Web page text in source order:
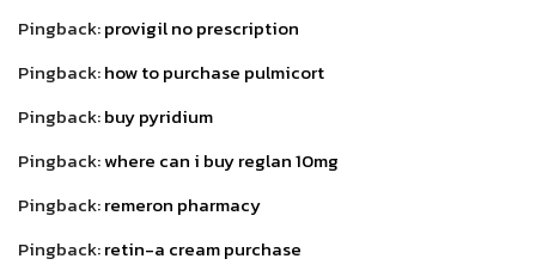
Pingback:provigil no prescription
Pingback:how to purchase pulmicort
Pingback:buy pyridium
Pingback:where can i buy reglan 10mg
Pingback:remeron pharmacy
Pingback:retin-a cream purchase